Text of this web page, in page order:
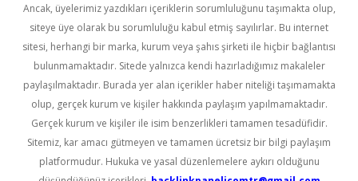
Ancak, üyelerimiz yazdıkları içeriklerin sorumluluğunu taşımakta olup,
siteye üye olarak bu sorumluluğu kabul etmiş sayılırlar. Bu internet
sitesi, herhangi bir marka, kurum veya şahıs şirketi ile hiçbir bağlantısı
bulunmamaktadır. Sitede yalnızca kendi hazırladığımız makaleler
paylaşılmaktadır. Burada yer alan içerikler haber niteliği taşımamakta
olup, gerçek kurum ve kişiler hakkında paylaşım yapılmamaktadır.
Gerçek kurum ve kişiler ile isim benzerlikleri tamamen tesadüfidir.
Sitemiz, kar amacı gütmeyen ve tamamen ücretsiz bir bilgi paylaşım
platformudur. Hukuka ve yasal düzenlemelere aykırı olduğunu